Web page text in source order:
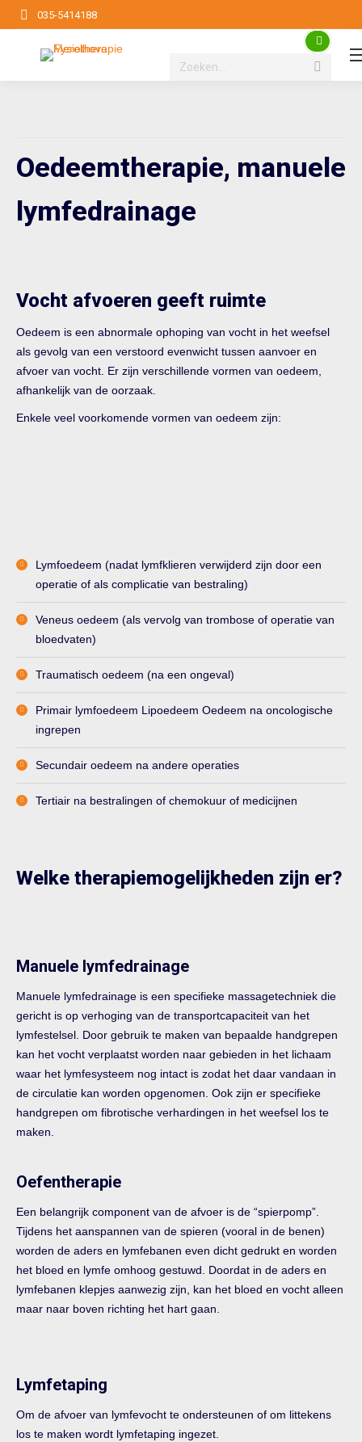
035-5414188
Search:
Oedeemtherapie, manuele
lymfedrainage
Vocht afvoeren geeft ruimte
Oedeem is een abnormale ophoping van vocht in het weefsel
als gevolg van een verstoord evenwicht tussen aanvoer en
afvoer van vocht. Er zijn verschillende vormen van oedeem,
afhankelijk van de oorzaak.
Enkele veel voorkomende vormen van oedeem zijn:
Lymfoedeem (nadat lymfklieren verwijderd zijn door een
operatie of als complicatie van bestraling)
Veneus oedeem (als vervolg van trombose of operatie van
bloedvaten)
Traumatisch oedeem (na een ongeval)
Primair lymfoedeem Lipoedeem Oedeem na oncologische
ingrepen
Secundair oedeem na andere operaties
Tertiair na bestralingen of chemokuur of medicijnen
Welke therapiemogelijkheden zijn er?
Manuele lymfedrainage
Manuele lymfedrainage is een specifieke massagetechniek die
gericht is op verhoging van de transportcapaciteit van het
lymfestelsel. Door gebruik te maken van bepaalde handgrepen
kan het vocht verplaatst worden naar gebieden in het lichaam
waar het lymfesysteem nog intact is zodat het daar vandaan in
de circulatie kan worden opgenomen. Ook zijn er specifieke
handgrepen om fibrotische verhardingen in het weefsel los te
maken.
Oefentherapie
Een belangrijk component van de afvoer is de “spierpomp”.
Tijdens het aanspannen van de spieren (vooral in de benen)
worden de aders en lymfebanen even dicht gedrukt en worden
het bloed en lymfe omhoog gestuwd. Doordat in de aders en
lymfebanen klepjes aanwezig zijn, kan het bloed en vocht alleen
maar naar boven richting het hart gaan.
Lymfetaping
Om de afvoer van lymfevocht te ondersteunen of om littekens
los te maken wordt lymfetaping ingezet.